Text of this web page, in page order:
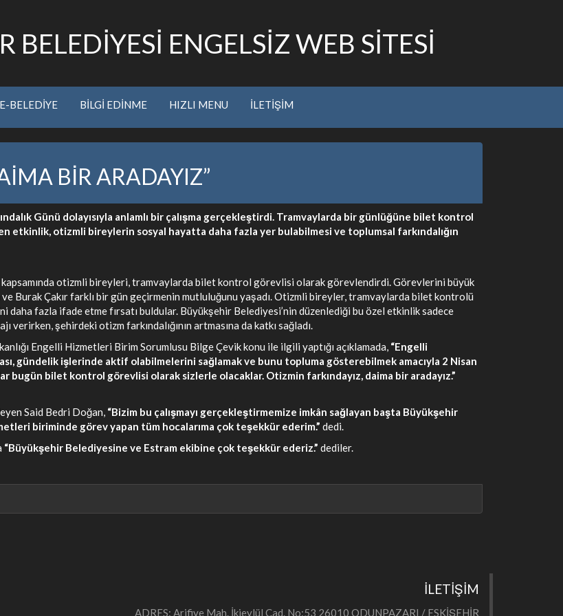
BELEDİYESİ ENGELSİZ WEB SİTESİ
E-BELEDİYE BİLGİ EDİNME HIZLI MENU İLETİŞİM
BİR ARADAYIZ”
Günü dolayısıyla anlamlı bir çalışma gerçekleştirdi. Tramvaylarda bir günlüğüne bilet kontrol
etkinlik, otizmli bireylerin sosyal hayatta daha fazla yer bulabilmesi ve toplumsal farkındalığın
kapsamında otizmli bireyleri, tramvaylarda bilet kontrol görevlisi olarak görevlendirdi. Görevlerini büyük
Burak Çakır farklı bir gün geçirmenin mutluluğunu yaşadı. Otizmli bireyler, tramvaylarda bilet kontrolü
daha fazla ifade etme fırsatı buldular. Büyükşehir Belediyesi’nin düzenlediği bu özel etkinlik sadece
şehirdeki otizm farkındalığının artmasına da katkı sağladı.
Engelli Hizmetleri Birim Sorumlusu Bilge Çevik konu ile ilgili yaptığı açıklamada, “Engelli
gündelik işlerinde aktif olabilmelerini sağlamak ve bunu topluma gösterebilmek amacıyla 2 Nisan
bugün bilet kontrol görevlisi olarak sizlerle olacaklar. Otizmin farkındayız, daima bir aradayız.”
Said Bedri Doğan, “Bizim bu çalışmayı gerçekleştirmemize imkân sağlayan başta Büyükşehir
biriminde görev yapan tüm hocalarıma çok teşekkür ederim.” dedi.
“Büyükşehir Belediyesine ve Estram ekibine çok teşekkür ederiz.” dediler.
İLETİŞİM
ADRES: Arifiye Mah. İkieylül Cad. No:53 26010 ODUNPAZARI / ESKİŞEHİR